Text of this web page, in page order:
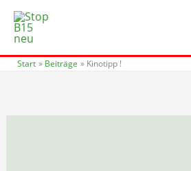
Zum
Inhalt
Start Beiträge Kinotipp !